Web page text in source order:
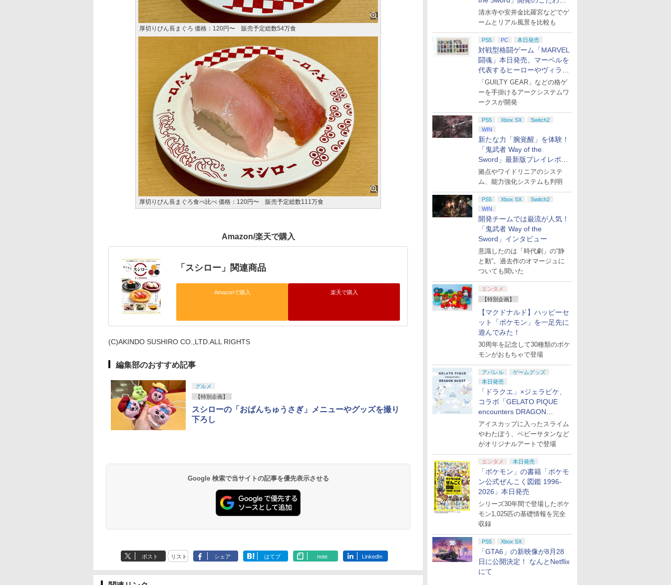
を目撃！
清水寺や安井金比羅宮などでゲ
ームとリアル風景を比較も
PS5 PC 本日発売
対戦型格闘ゲーム「MARVEL
闘魂」本日発売。マーベルを
代表するヒーローやヴィラン
たちが登場
「GUILTY GEAR」などの格ゲ
ーを手掛けるアークシステムワ
ークスが開発
PS5 Xbox SX
Switch2
WIN
新たな力「腕覚醒」を体験！
「鬼武者 Way of the
Sword」最新版プレイレポー
ト
拠点やワイドリニアのシステ
ム、能力強化システムも判明
PS5 Xbox SX
Switch2
WIN
開発チームでは巌流が人気！
「鬼武者 Way of the
Sword」インタビュー
意識したのは「時代劇」の“静
と動”。過去作のオマージュに
ついても聞いた
エンタメ
【特別企画】
【マクドナルド】ハッピーセ
ット「ポケモン」を一足先に
遊んでみた！
30周年を記念して30種類のポケ
モンがおもちゃで登場
アパレル
ゲームグッズ
本日発売
「ドラクエ」×ジェラピケ、
コラボ「GELATO PIQUE
encounters DRAGON
QUEST」第2弾が本日発売
アイスカップに入ったスライム
やわたぼう、ベビーサタンなど
がオリジナルアートで登場
エンタメ 本日発売
「ポケモン」の書籍「ポケモ
ン公式ぜんこく図鑑 1996-
2026」本日発売
シリーズ30年間で登場したポケ
モン1,025匹の基礎情報を完全
収録
PS5 Xbox SX
「GTA6」の新映像が8月28
日に公開決定！ なんとNetflix
にて
厚切りびん長まぐろ 価格：120円〜 販売予定総数54万食
厚切りびん長まぐろ食べ比べ 価格：120円〜 販売予定総数111万食
Amazon/楽天で購入
「スシロー」関連商品
Amazonで購入 楽天で購入
(C)AKINDO SUSHIRO CO.,LTD.ALL RIGHTS
編集部のおすすめ記事
グルメ
【特別企画】
スシローの「おぱんちゅうさぎ」メニューやグッズを撮り
下ろし
Google 検索で当サイトの記事を優先表示させる
ポスト リスト シェア はてブ note LinkedIn